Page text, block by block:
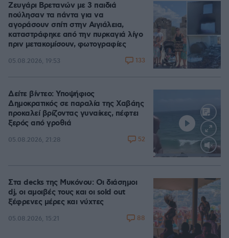
Ζευγάρι Βρετανών με 3 παιδιά
πούλησαν τα πάντα για να
αγοράσουν σπίτι στην Αιγιάλεια,
καταστράφηκε από την πυρκαγιά λίγο
πριν μετακομίσουν, φωτογραφίες
05.08.2026, 19:53 133
Loaded
Δείτε βίντεο: Υποψήφιος
Δημοκρατικός σε παραλία της Χαβάης
προκαλεί βρίζοντας γυναίκες, πέφτει
ξερός από γροθιά
05.08.2026, 21:28 52
Στα decks της Μυκόνου: Οι διάσημοι
dj, οι αμοιβές τους και οι sold out
ξέφρενες μέρες και νύχτες
05.08.2026, 15:21 88